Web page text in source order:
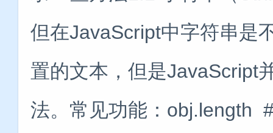
但在JavaScript中字符串是
置的文本，但是JavaScript
法。常见功能：obj.length